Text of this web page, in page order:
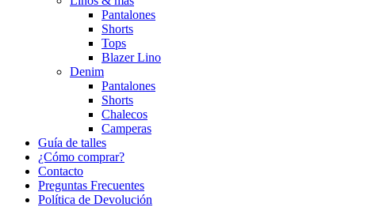
Pantalones
Shorts
Tops
Blazer Lino
Denim
Pantalones
Shorts
Chalecos
Camperas
Guía de talles
¿Cómo comprar?
Contacto
Preguntas Frecuentes
Política de Devolución